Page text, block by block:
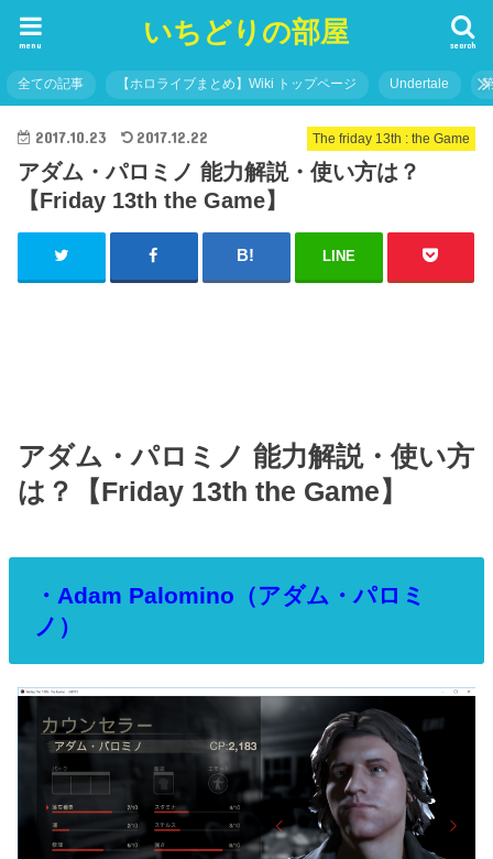
いちどりの部屋 search
menu
全ての記事 【ホロライブまとめ】Wiki トップページ Undertale
The friday 13th : the Game
2017.10.23 2017.12.22
アダム・パロミノ 能力解説・使い方は？
【Friday 13th the Game】
LINE
アダム・パロミノ 能力解説・使い方
は？【Friday 13th the Game】
・Adam Palomino（アダム・パロミ
ノ）